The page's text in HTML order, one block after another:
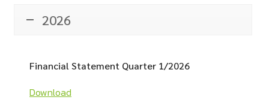
2026
Financial Statement Quarter 1/2026
Download